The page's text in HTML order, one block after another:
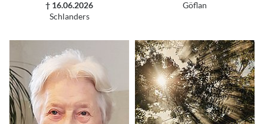
† 16.06.2026
Schlanders
Göflan